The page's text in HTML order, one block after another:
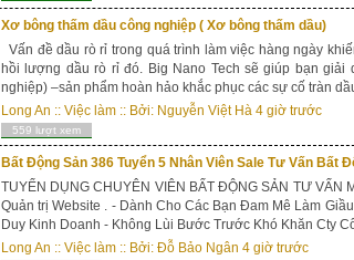
Xơ bông thấm dầu công nghiệp ( Xơ bông thấm dầu)
Vấn đề dầu rò rỉ trong quá trình làm việc hàng ngày
hồi lượng dầu rò rỉ đó. Big Nano Tech sẽ giúp bạn giải
nghiệp) –sản phẩm hoàn hảo khắc phục các sự cố tràn
Long An :: Việc làm :: Bởi: Nguyễn Việt Hà 4 giờ trước
559 lượt xem
Bất Động Sản 386 Tuyển 5 Nhân Viên Sale Tư Vấn Bất
TUYỂN DỤNG CHUYÊN VIÊN BẤT ĐỘNG SẢN TƯ VẤN
Quản trị Website . - Dành Cho Các Bạn Đam Mê Làm
Duy Kinh Doanh - Không Lùi Bước Trước Khó Khăn Cty
Long An :: Việc làm :: Bởi: Đỗ Bảo Ngân 4 giờ trước